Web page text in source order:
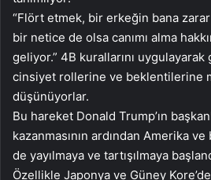
“Flört etmek, bir erkeğin bana
bir netice de olsa canımı alma
geliyor.” 4B kurallarını
cinsiyet rollerine ve beklentilerine
düşünüyorlar.
Bu hareket Donald Trump’ın
kazanmasının ardından Amerika
de yayılmaya ve tartışılmaya
Özellikle Japonya ve Güney